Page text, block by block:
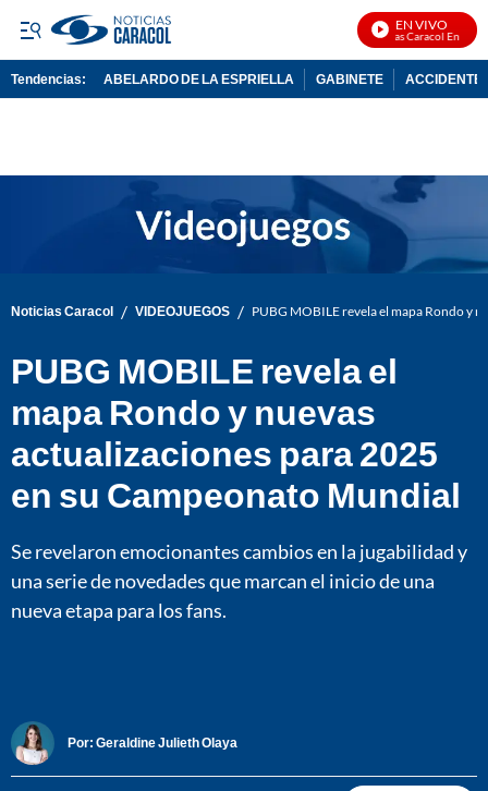
EN VIVO
Noticias Caracol En Vivo
Tendencias: ABELARDO DE LA ESPRIELLA GABINETE ACCIDENTE
Noticias Caracol / VIDEOJUEGOS / PUBG MOBILE revela el mapa Rondo y
PUBG MOBILE revela el
mapa Rondo y nuevas
actualizaciones para 2025
en su Campeonato Mundial
Se revelaron emocionantes cambios en la jugabilidad y
una serie de novedades que marcan el inicio de una
nueva etapa para los fans.
Por: Geraldine Julieth Olaya